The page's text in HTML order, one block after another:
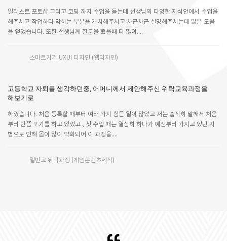
일러스트 포토샵 그리고 코딩 까지 수업을 듣는데 선생님의 다양한 지식안에서 수업을
해주시고 작업하다 막히는 부분을 캐치해주시고 차근차근 설명해주시는데 많은 도움
을 얻었습니다. 또한 선생님께 질문을 했을때 더 많이....
스마트기기 UXUI 디자인 (웹디자인)
고등학교 자퇴를 생각하던중, 어머니께서 제안해주신 위탁교육과정을
해보기로
하였습니다. 처음 등록할 때부터 여러 가지 힘든 일이 많았고 저는 솔직히 말해서 처음
부터 반쯤 포기를 하고 있었고 , 첫 수업 때는 열심히 하다가 예전부터 가지고 있던 지
병으로 인해 몸이 많이 약화되어 이 과정을....
일반고 위탁과정 (게임콘텐츠제작)